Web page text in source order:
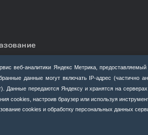
веб‑аналитики Яндекс Метрика,
данные могут включать IP‑адрес
Данные передаются Яндексу и хранятся на
cookies, настроив браузер или используя
cookies и обработку персональных данных